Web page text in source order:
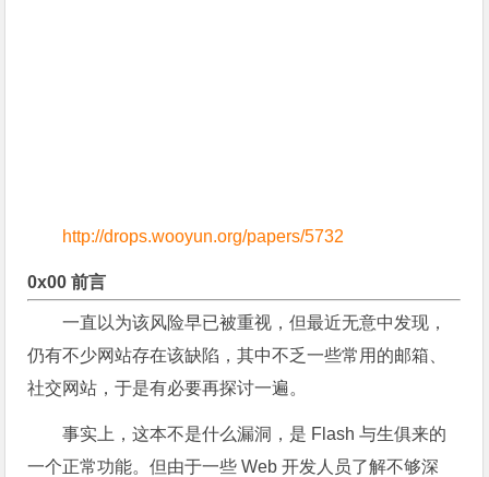
http://drops.wooyun.org/papers/5732
0x00 前言
一直以为该风险早已被重视，但最近无意中发现，
仍有不少网站存在该缺陷，其中不乏一些常用的邮箱、
社交网站，于是有必要再探讨一遍。
事实上，这本不是什么漏洞，是 Flash 与生俱来的
一个正常功能。但由于一些 Web 开发人员了解不够深